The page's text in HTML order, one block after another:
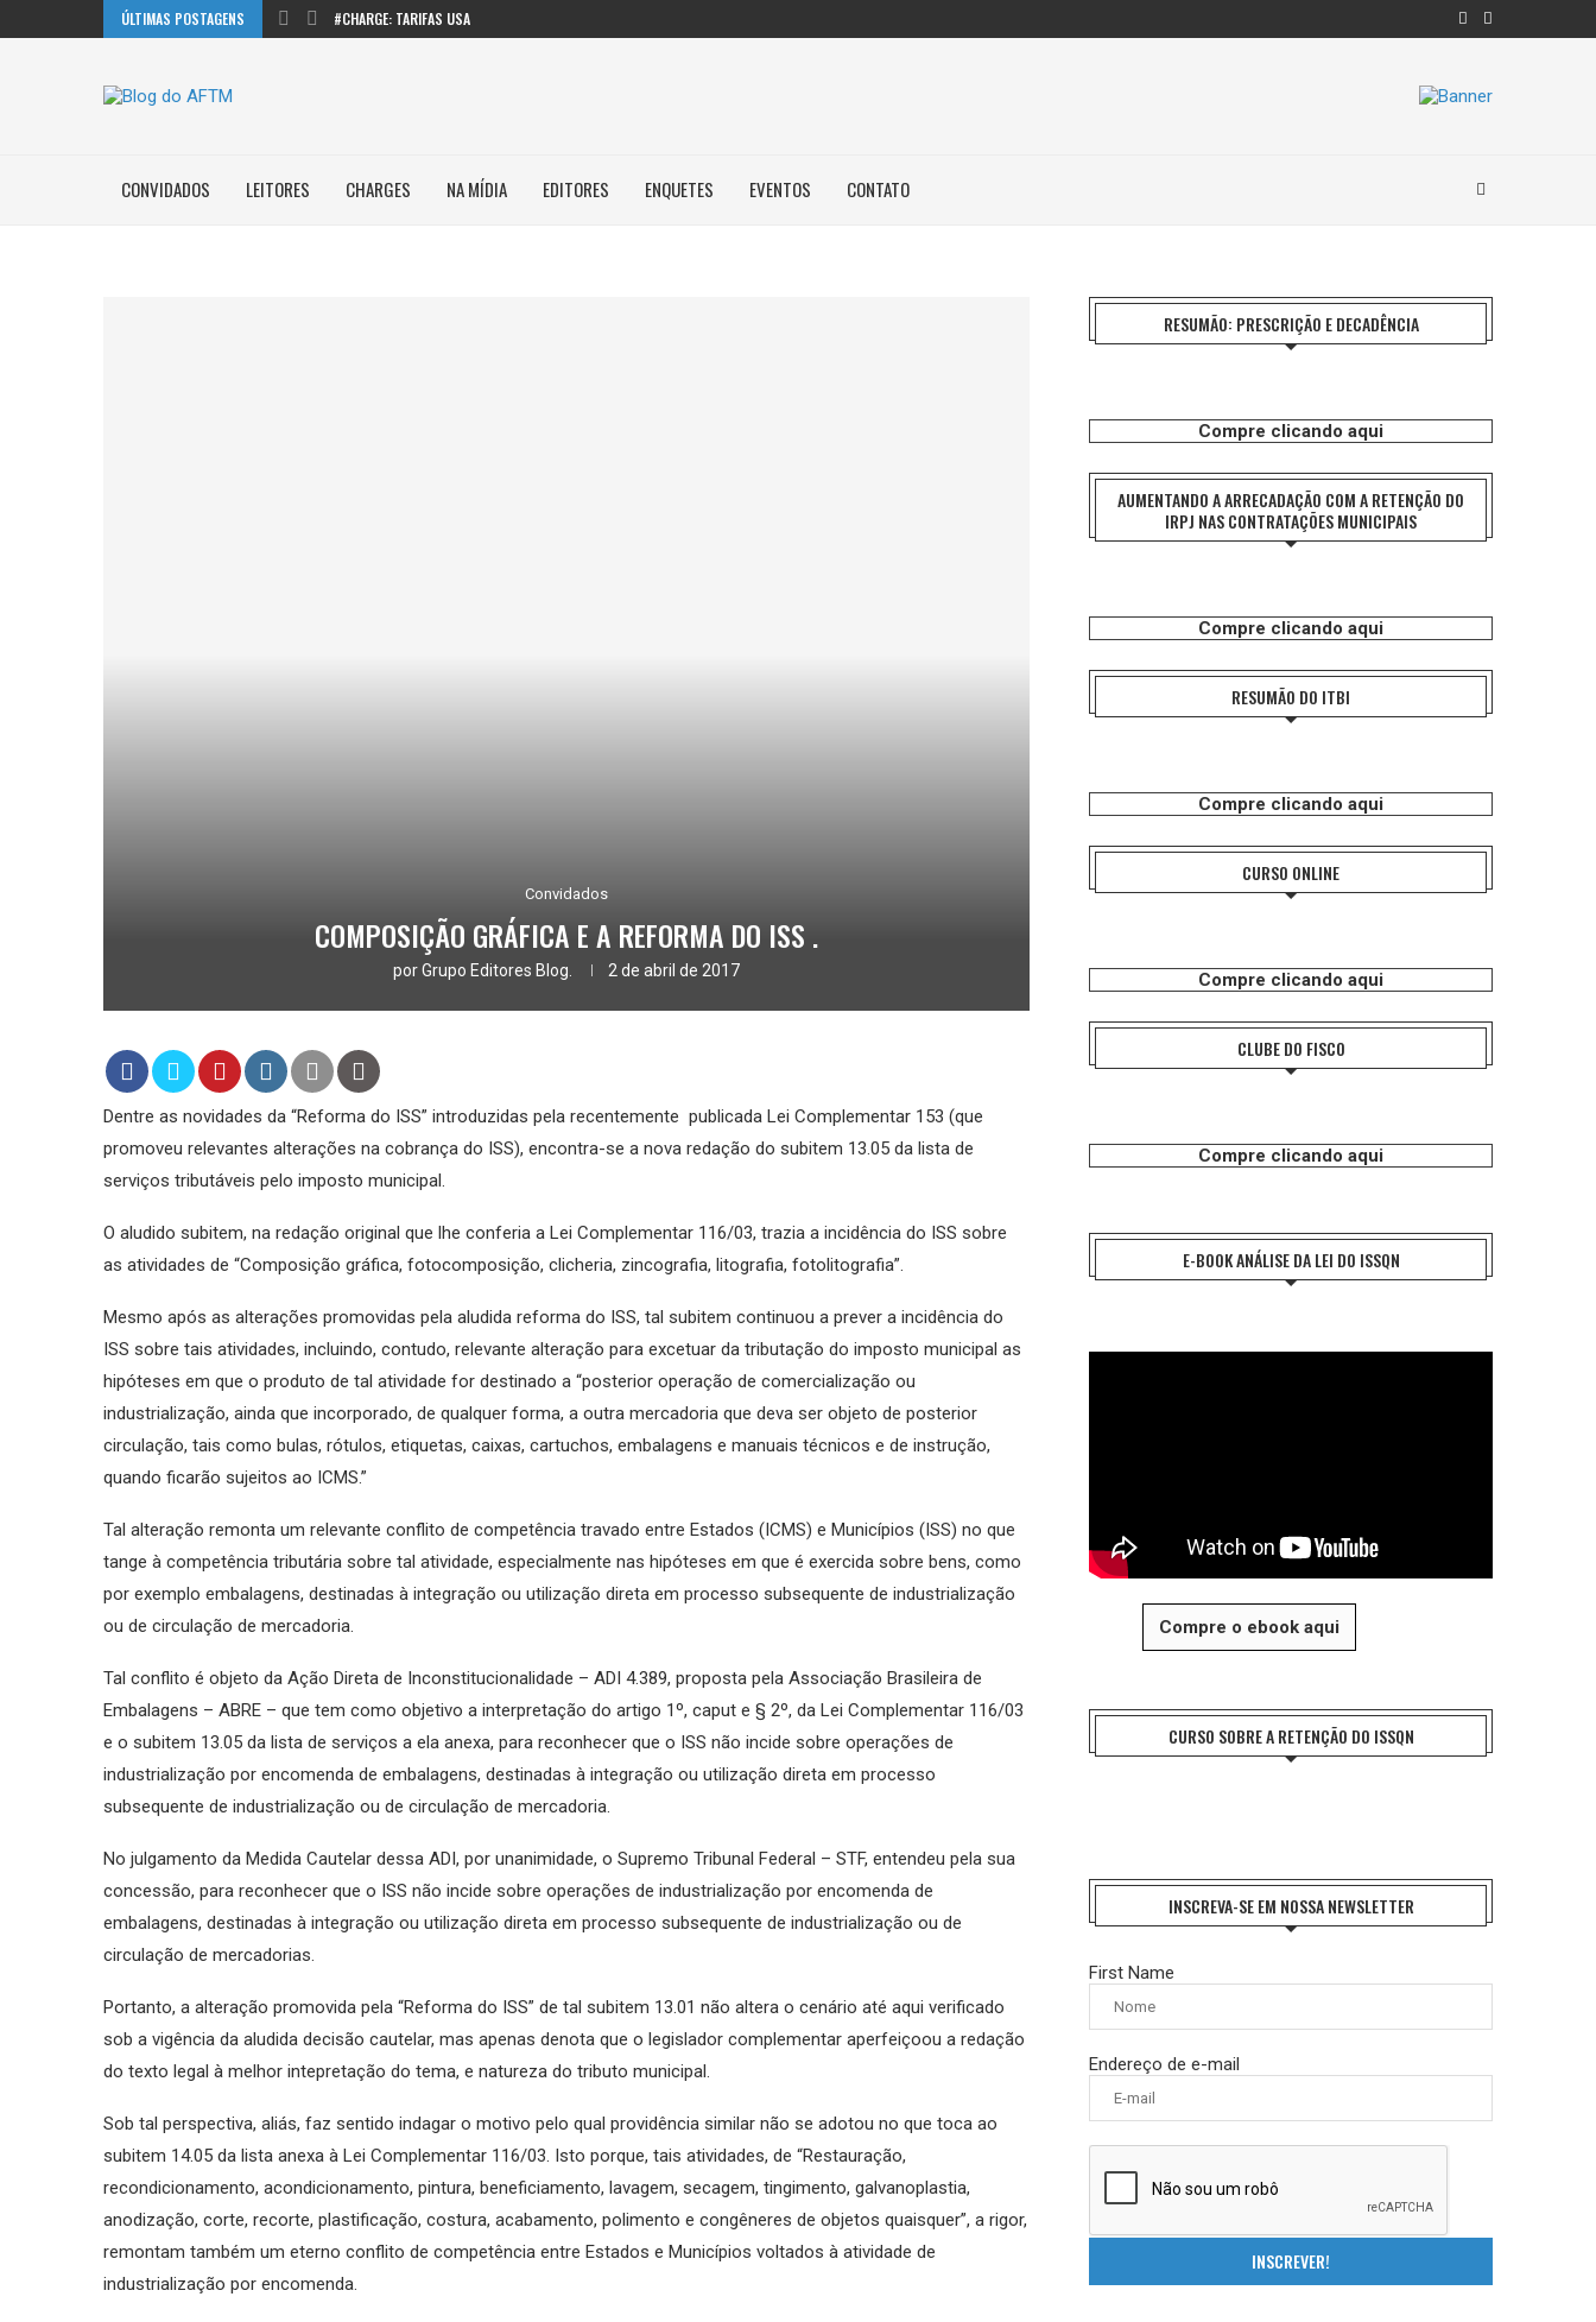
ÚLTIMAS POSTAGENS #CHARGE: TARIFAS USA
CONVIDADOS LEITORES CHARGES NA MÍDIA EDITORES ENQUETES EVENTOS CONTATO
Convidados
COMPOSIÇÃO GRÁFICA E A REFORMA DO ISS .
porGrupo Editores Blog. 2 de abril de 2017
Dentre as novidades da “Reforma do ISS” introduzidas pela recentemente publicada Lei Complementar 153 (que
promoveu relevantes alterações na cobrança do ISS), encontra-se a nova redação do subitem 13.05 da lista de
serviços tributáveis pelo imposto municipal.
O aludido subitem, na redação original que lhe conferia a Lei Complementar 116/03, trazia a incidência do ISS sobre
as atividades de “Composição gráfica, fotocomposição, clicheria, zincografia, litografia, fotolitografia”.
Mesmo após as alterações promovidas pela aludida reforma do ISS, tal subitem continuou a prever a incidência do
ISS sobre tais atividades, incluindo, contudo, relevante alteração para excetuar da tributação do imposto municipal as
hipóteses em que o produto de tal atividade for destinado a “posterior operação de comercialização ou
industrialização, ainda que incorporado, de qualquer forma, a outra mercadoria que deva ser objeto de posterior
circulação, tais como bulas, rótulos, etiquetas, caixas, cartuchos, embalagens e manuais técnicos e de instrução,
quando ficarão sujeitos ao ICMS.”
Tal alteração remonta um relevante conflito de competência travado entre Estados (ICMS) e Municípios (ISS) no que
tange à competência tributária sobre tal atividade, especialmente nas hipóteses em que é exercida sobre bens, como
por exemplo embalagens, destinadas à integração ou utilização direta em processo subsequente de industrialização
ou de circulação de mercadoria.
Tal conflito é objeto da Ação Direta de Inconstitucionalidade – ADI 4.389, proposta pela Associação Brasileira de
Embalagens – ABRE – que tem como objetivo a interpretação do artigo 1º, caput e § 2º, da Lei Complementar 116/03
e o subitem 13.05 da lista de serviços a ela anexa, para reconhecer que o ISS não incide sobre operações de
industrialização por encomenda de embalagens, destinadas à integração ou utilização direta em processo
subsequente de industrialização ou de circulação de mercadoria.
No julgamento da Medida Cautelar dessa ADI, por unanimidade, o Supremo Tribunal Federal – STF, entendeu pela sua
concessão, para reconhecer que o ISS não incide sobre operações de industrialização por encomenda de
embalagens, destinadas à integração ou utilização direta em processo subsequente de industrialização ou de
circulação de mercadorias.
Portanto, a alteração promovida pela “Reforma do ISS” de tal subitem 13.01 não altera o cenário até aqui verificado
sob a vigência da aludida decisão cautelar, mas apenas denota que o legislador complementar aperfeiçoou a redação
do texto legal à melhor intepretação do tema, e natureza do tributo municipal.
Sob tal perspectiva, aliás, faz sentido indagar o motivo pelo qual providência similar não se adotou no que toca ao
subitem 14.05 da lista anexa à Lei Complementar 116/03. Isto porque, tais atividades, de “Restauração,
recondicionamento, acondicionamento, pintura, beneficiamento, lavagem, secagem, tingimento, galvanoplastia,
anodização, corte, recorte, plastificação, costura, acabamento, polimento e congêneres de objetos quaisquer”, a rigor,
remontam também um eterno conflito de competência entre Estados e Municípios voltados à atividade de
industrialização por encomenda.
RESUMÃO: PRESCRIÇÃO E DECADÊNCIA
Compre clicando aqui
AUMENTANDO A ARRECADAÇÃO COM A RETENÇÃO DO
IRPJ NAS CONTRATAÇÕES MUNICIPAIS
Compre clicando aqui
RESUMÃO DO ITBI
Compre clicando aqui
CURSO ONLINE
Compre clicando aqui
CLUBE DO FISCO
Compre clicando aqui
E-BOOK ANÁLISE DA LEI DO ISSQN
Compre o ebook aqui
CURSO SOBRE A RETENÇÃO DO ISSQN
INSCREVA-SE EM NOSSA NEWSLETTER
First Name
Endereço de e-mail
INSCREVER!